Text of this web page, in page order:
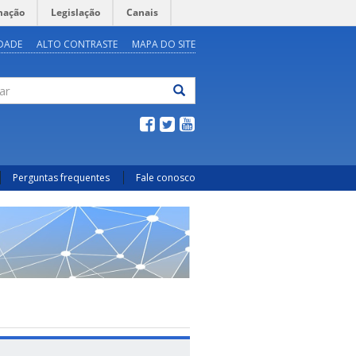
Legislação Canais
ALTO CONTRASTE MAPA DO SITE
Perguntas frequentes Fale conosco